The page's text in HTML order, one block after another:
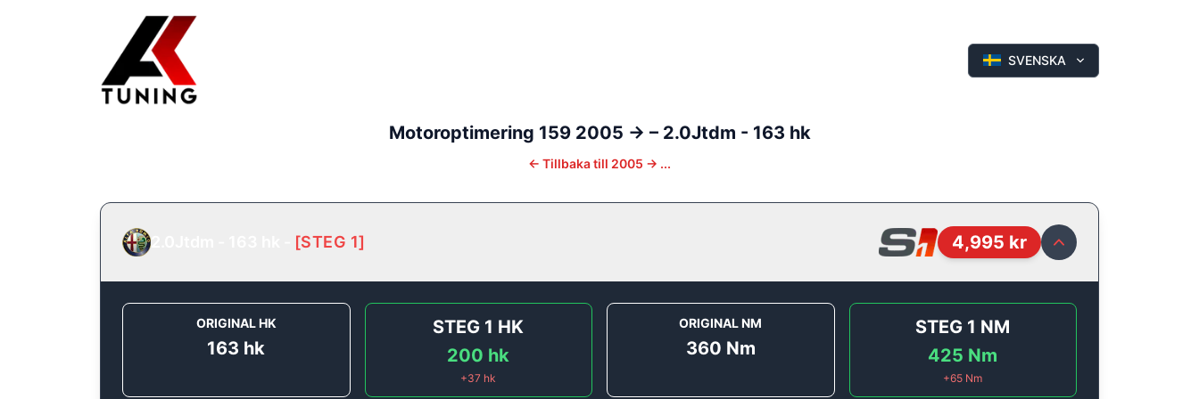
SVENSKA
Motoroptimering 159 2005 -> – 2.0Jtdm - 163 hk
← Tillbaka till 2005 -> ...
[STEG 1] 4,995 kr
ORIGINAL HK
163 hk
STEG 1 HK
200 hk
+37 hk
ORIGINAL NM
360 Nm
STEG 1 NM
425 Nm
+65 Nm